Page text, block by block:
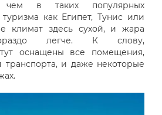
в таких популярных
как Египет, Тунис или
климат здесь сухой, и жара
легче. К слову,
оснащены все помещения,
транспорта, и даже некоторые